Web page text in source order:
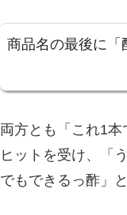
商品名の最後に「
方とも「これ1
ットを受け、「
もできるっ酢」と